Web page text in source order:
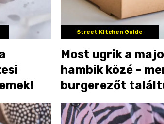
Street Kitchen Guide
Most ugrik a
hambik közé –
burgerezőt
Hatvanban